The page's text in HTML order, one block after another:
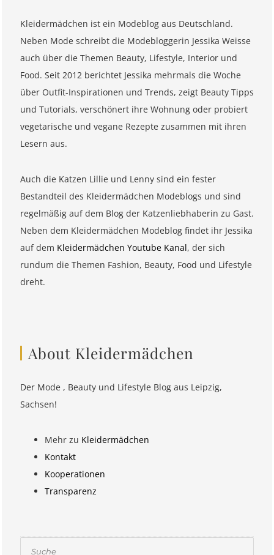
Kleidermädchen ist ein Modeblog aus Deutschland.
Neben Mode schreibt die Modebloggerin Jessika Weisse
auch über die Themen Beauty, Lifestyle, Interior und
Food. Seit 2012 berichtet Jessika mehrmals die Woche
über Outfit-Inspirationen und Trends, zeigt Beauty Tipps
und Tutorials, verschönert ihre Wohnung oder probiert
vegetarische und vegane Rezepte zusammen mit ihren
Lesern aus.
Auch die Katzen Lillie und Lenny sind ein fester
Bestandteil des Kleidermädchen Modeblogs und sind
regelmäßig auf dem Blog der Katzenliebhaberin zu Gast.
Neben dem Kleidermädchen Modeblog findet ihr Jessika
auf dem Kleidermädchen Youtube Kanal, der sich
rundum die Themen Fashion, Beauty, Food und Lifestyle
dreht.
About Kleidermädchen
Der Mode , Beauty und Lifestyle Blog aus Leipzig,
Sachsen!
Mehr zu Kleidermädchen
Kontakt
Kooperationen
Transparenz